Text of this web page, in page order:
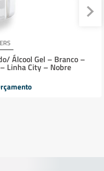
Álcool Gel – Branco –
Linha City – Nobre